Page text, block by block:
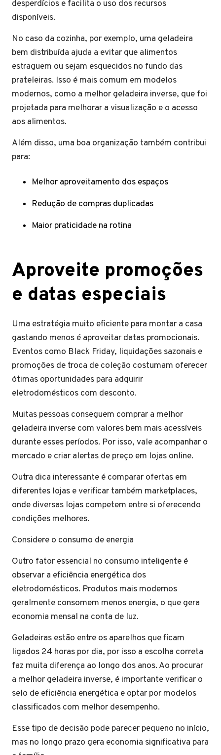
desperdícios e facilita o uso dos recursos
disponíveis.
No caso da cozinha, por exemplo, uma geladeira
bem distribuída ajuda a evitar que alimentos
estraguem ou sejam esquecidos no fundo das
prateleiras. Isso é mais comum em modelos
modernos, como a melhor geladeira inverse, que foi
projetada para melhorar a visualização e o acesso
aos alimentos.
Além disso, uma boa organização também contribui
para:
Melhor aproveitamento dos espaços
Redução de compras duplicadas
Maior praticidade na rotina
Aproveite promoções
e datas especiais
Uma estratégia muito eficiente para montar a casa
gastando menos é aproveitar datas promocionais.
Eventos como Black Friday, liquidações sazonais e
promoções de troca de coleção costumam oferecer
ótimas oportunidades para adquirir
eletrodomésticos com desconto.
Muitas pessoas conseguem comprar a melhor
geladeira inverse com valores bem mais acessíveis
durante esses períodos. Por isso, vale acompanhar o
mercado e criar alertas de preço em lojas online.
Outra dica interessante é comparar ofertas em
diferentes lojas e verificar também marketplaces,
onde diversas lojas competem entre si oferecendo
condições melhores.
Considere o consumo de energia
Outro fator essencial no consumo inteligente é
observar a eficiência energética dos
eletrodomésticos. Produtos mais modernos
geralmente consomem menos energia, o que gera
economia mensal na conta de luz.
Geladeiras estão entre os aparelhos que ficam
ligados 24 horas por dia, por isso a escolha correta
faz muita diferença ao longo dos anos. Ao procurar
a melhor geladeira inverse, é importante verificar o
selo de eficiência energética e optar por modelos
classificados com melhor desempenho.
Esse tipo de decisão pode parecer pequeno no início,
mas no longo prazo gera economia significativa para